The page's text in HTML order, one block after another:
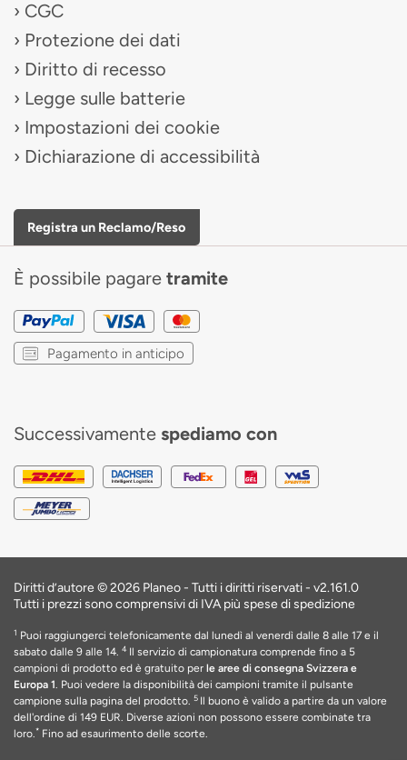
CGC
Protezione dei dati
Diritto di recesso
Legge sulle batterie
Impostazioni dei cookie
Dichiarazione di accessibilità
Registra un Reclamo/Reso
È possibile pagare tramite
Pagamento in anticipo
Successivamente spediamo con
Diritti d’autore © 2026 Planeo - Tutti i diritti riservati - v2.161.0
Tutti i prezzi sono comprensivi di IVA più spese di spedizione
1 Puoi raggiungerci telefonicamente dal lunedì al venerdì dalle 8 alle 17 e il
sabato dalle 9 alle 14. 4 Il servizio di campionatura comprende fino a 5
campioni di prodotto ed è gratuito per le aree di consegna Svizzera e
Europa 1. Puoi vedere la disponibilità dei campioni tramite il pulsante
campione sulla pagina del prodotto. 5 Il buono è valido a partire da un valore
dell'ordine di 149 EUR. Diverse azioni non possono essere combinate tra
loro.* Fino ad esaurimento delle scorte.